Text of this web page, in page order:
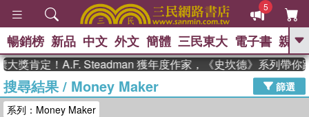
5
GO
熱搜： 高希均教授回憶錄
、 The Odyssey 、 父親節 、 如果歷
暢銷榜 新品 中文 外文 簡體 三民東大 電子書 親子
肯定！A.F. Steadman 獲年度作家，《史坎德》系列帶你踏
搜尋結果/ Money Maker
篩選
系列：Money Maker